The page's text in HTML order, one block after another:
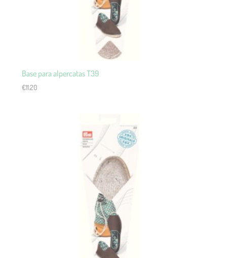
Base para alpercatas T39
€11.20